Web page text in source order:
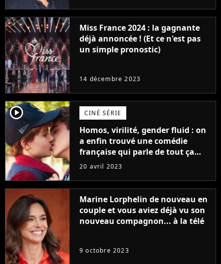
Miss France 2024 : la gagnante
déjà annoncée ! (Et ce n'est pas
un simple pronostic)
14 décembre 2023
player2 CINÉ SÉRIE
Homos, virilité, gender fluid : on
a enfin trouvé une comédie
française qui parle de tout ça
sans être super ringarde
20 avril 2023
Marine Lorphelin de nouveau en
couple et vous aviez déjà vu son
nouveau compagnon... à la télé
9 octobre 2023